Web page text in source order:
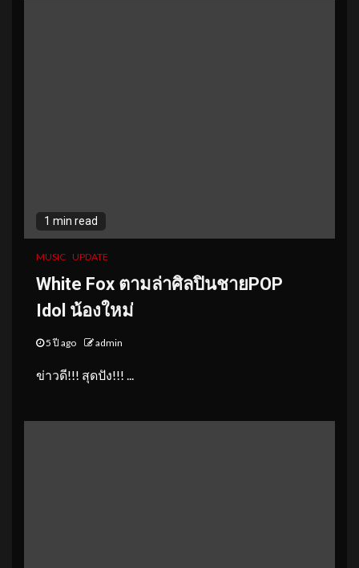
1 min read
MUSIC UPDATE
White Fox ตามล่าศิลปินชายPOP
Idol น้องใหม่
5 ปี ago admin
ข่าวดี!!! สุดปัง!!! ...